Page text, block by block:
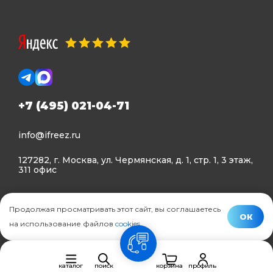
+7 (495) 021-04-71
info@ifreez.ru
127282, г. Москва, ул. Чермянская, д. 1, стр. 1, 3 этаж,
311 офис
Политика конфиденциальности
© Ifreez - продажа и установка климатической техники,
каталог поиск
связь
корзина
профиль
Продолжая просматривать этот сайт, вы соглашаетесь
на использование файлов cookies.
ОК